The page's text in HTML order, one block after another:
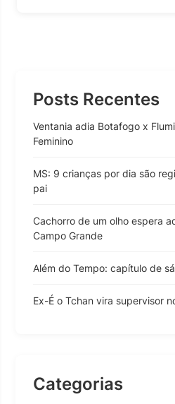
Posts Recentes
Ventania adia Botafogo x
Feminino
MS: 9 crianças por dia são
pai
Cachorro de um olho espera
Campo Grande
Além do Tempo: capítulo de
Ex-É o Tchan vira supervisor
Categorias